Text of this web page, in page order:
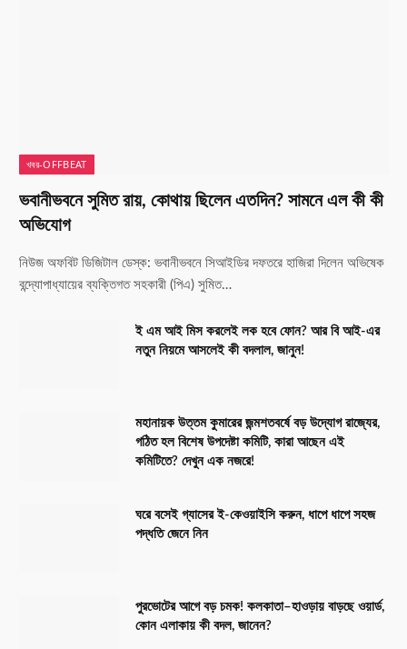
খবর-OFFBEAT
ভবানীভবনে সুমিত রায়, কোথায় ছিলেন এতদিন? সামনে এল কী কী
অভিযোগ
নিউজ অফবিট ডিজিটাল ডেস্ক: ভবানীভবনে সিআইডির দফতরে হাজিরা দিলেন অভিষেক
বন্দ্যোপাধ্যায়ের ব্যক্তিগত সহকারী (পিএ) সুমিত…
ই এম আই মিস করলেই লক হবে ফোন? আর বি আই-এর
নতুন নিয়মে আসলেই কী বদলাল, জানুন!
মহানায়ক উত্তম কুমারের জন্মশতবর্ষে বড় উদ্যোগ রাজ্যের,
গঠিত হল বিশেষ উপদেষ্টা কমিটি, কারা আছেন এই
কমিটিতে? দেখুন এক নজরে!
ঘরে বসেই গ্যাসের ই-কেওয়াইসি করুন, ধাপে ধাপে সহজ
পদ্ধতি জেনে নিন
পুরভোটের আগে বড় চমক! কলকাতা–হাওড়ায় বাড়ছে ওয়ার্ড,
কোন এলাকায় কী বদল, জানেন?